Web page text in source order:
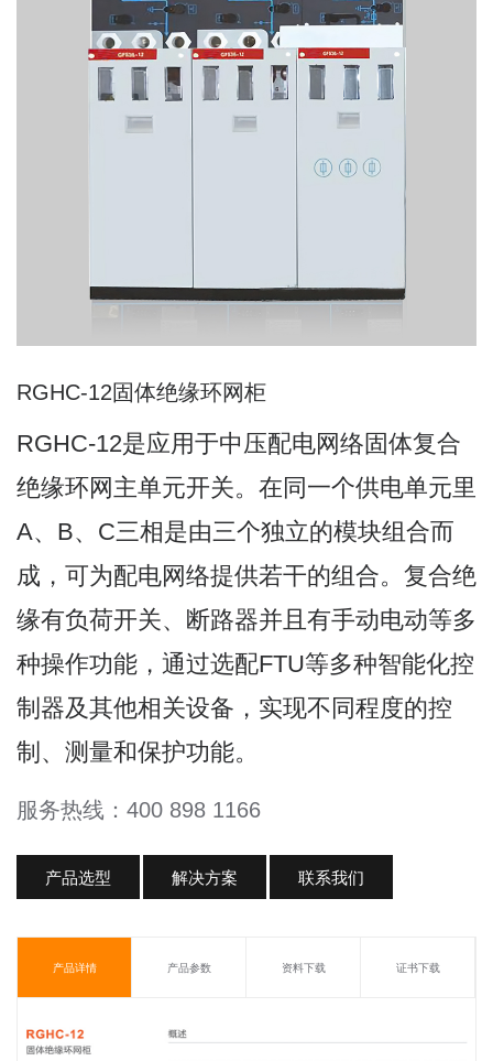
RGHC-12固体绝缘环网柜
RGHC-12是应用于中压配电网络固体复合
绝缘环网主单元开关。在同一个供电单元里
A、B、C三相是由三个独立的模块组合而
成，可为配电网络提供若干的组合。复合绝
缘有负荷开关、断路器并且有手动电动等多
种操作功能，通过选配FTU等多种智能化控
制器及其他相关设备，实现不同程度的控
制、测量和保护功能。
服务热线：400 898 1166
产品选型 解决方案 联系我们
产品详情 产品参数 资料下载 证书下载